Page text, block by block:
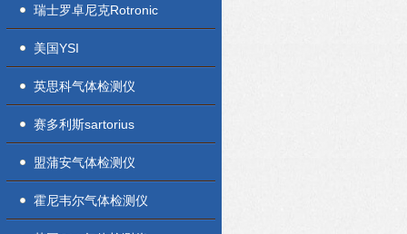
瑞士罗卓尼克Rotronic
美国YSI
英思科气体检测仪
赛多利斯sartorius
盟蒲安气体检测仪
霍尼韦尔气体检测仪